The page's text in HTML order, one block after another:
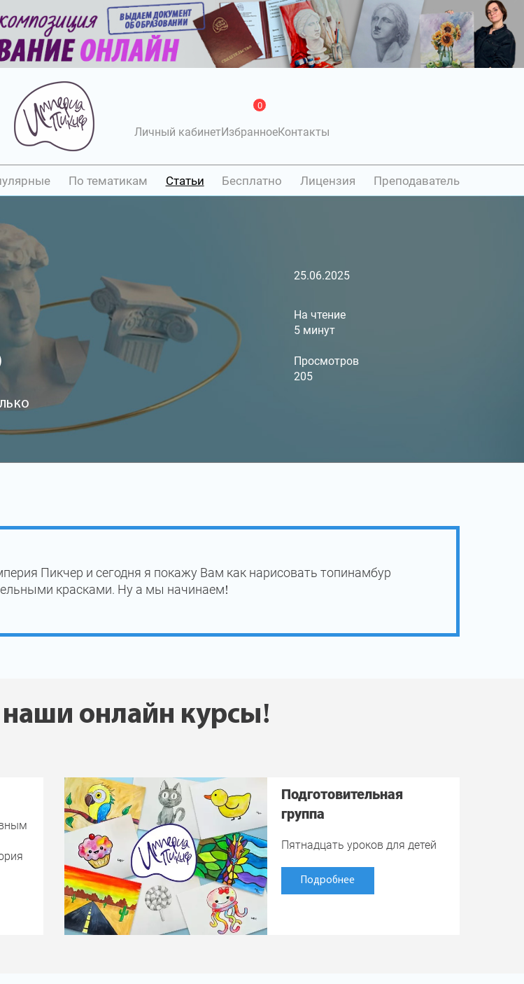
Личный кабинетИзбранное
0
Контакты
По тематикам Статьи Бесплатно Лицензия Преподаватель
25.06.2025
На чтение
5 минут
Просмотров
205
Пикчер и сегодня я покажу Вам как нарисовать топинамбур
красками. Ну а мы начинаем!
онлайн курсы!
Подготовительная
группа
Пятнадцать уроков для детей
Подробнее